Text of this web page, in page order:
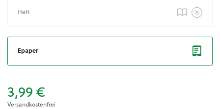
Heft
Epaper
3,99 €
Versandkostenfrei